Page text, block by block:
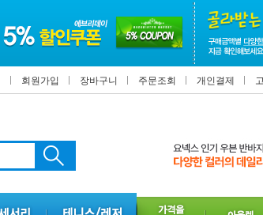
회원가입 장바구니 주문조회 개인결제